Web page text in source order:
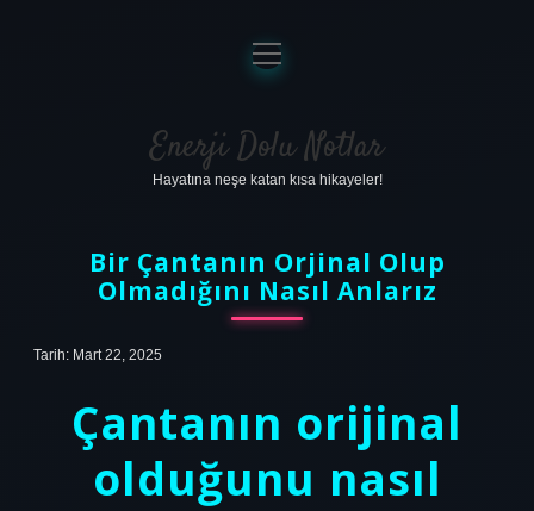
Anasayfa
Gizlilik Politikası
Yasal Uyarı
menüyü
aç
Enerji Dolu Notlar
Hayatına neşe katan kısa hikayeler!
Bir Çantanın Orjinal Olup
Olmadığını Nasıl Anlarız
Tarih: Mart 22, 2025
Çantanın orijinal
olduğunu nasıl